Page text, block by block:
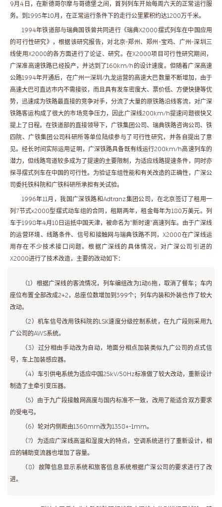
9月4日，在斯德哥尔摩与哥德堡之间，首列列车开始每周六天的正常运行服
务。到1995年10月，在正常运行条件下的走行公里累积约达1200万千米。
1994年铁道部与瑞典国铁曾共同进行《瑞典X2000摆式列车在中国应用
的可行性研究》，根据该研究报告，对北京-郑州、郑州-宝鸡、广州-深圳三
线使用X2000的各方面进行了论证、研究。在X2000项目可行性研究期间，
广深准高速铁路已经投产，并达到了160km/h的设计速度。但随着广深高速
公路1994年开通后，在广州一深圳/九龙运营的高速大巴数量不断增加，由于
高速大巴可直达市内不需接驳，而且具有发车密度大、票价低、方便快捷等优
势，迅速成为铁路最直接的竞争对手，分流了大量的原铁路沿线客流，对广深
铁路客运构成了很大的市场竞争压力，因此广深线200km/h提速问题很快又
提上了日程。在铁道部的直接领导下，广铁集团公司、瑞典铁路咨询公司、铁
四院、广铁集团公司科研所等单位陆续参与了可行性研究，并各自提出了意
见。经长时间实际运用证明，广深铁路具备既有线运行200km/h高速列车的
潜力，但线路弯道较多成为了提速的主要限制，为适应线路提速条件，同时亦
探寻摆式列车在中国的可行性。为验证车组性能和有关改造的正确性，广深公
司委托铁科院和广铁科研所承担有关试验。
1996年11月，我国广深铁路和Adtranz集团公司，在北京签订了租用一
列7节式x2000型摆式动车组的合同，租期两年，租金每年为180万美元。列
车于1998年4月10日运抵中国天津，被命名为“新时速”高速列车。由于广深线
的运营环境、线路条件、信号和接触网与瑞典铁路不同，X2000在广深线运
用存在不少技术接口问题。根据广深线的具体情况，对广深公司引进的
X2000进行了技术改造，主要的改动如下：
（1）根据广深线的客流情况，列车编组改为1动6拖，取消了餐车；车内
座位布置全部改成2+2，总座位数增加到399个；列车内装和外装也作了较大
改动。
（2）机车信号改用铁科院的LSK速度分级控制系统，在九广段则采用九
广公司的AWS系统。
（3）过分相由手动改为自动，地面分相点加装类似九广公司的点式信
号，车上加装感应器。
（4）车引供电系统为适应中国25kV/50Hz标准做了较大改动，重新设计
制造了主牵引变压器。
（5）由于九广段接触网高度与国内标准不一致，改用了能适合双方要求
的受电弓。
（6）轮对内侧距由1360mm改为1358+-1mm。
（7）为适应广深线高温和湿度大的特点，空调系统进行了重新设计，相
应的辅助变流器也增加了容量。
（8）故障信息显示系统和旅客信息系统根据广深公司的要求进行了改
进。